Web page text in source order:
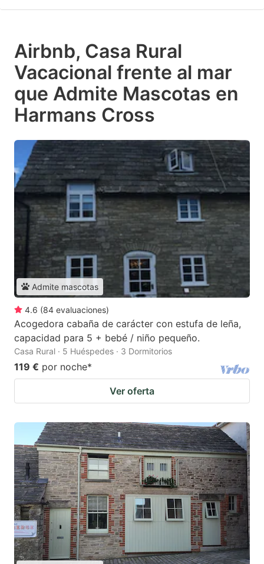
Airbnb, Casa Rural
Vacacional frente al mar
que Admite Mascotas en
Harmans Cross
Admite mascotas
4.6 (84 evaluaciones)
Acogedora cabaña de carácter con estufa de leña,
capacidad para 5 + bebé / niño pequeño.
Casa Rural · 5 Huéspedes · 3 Dormitorios
119 € por noche*
Ver oferta